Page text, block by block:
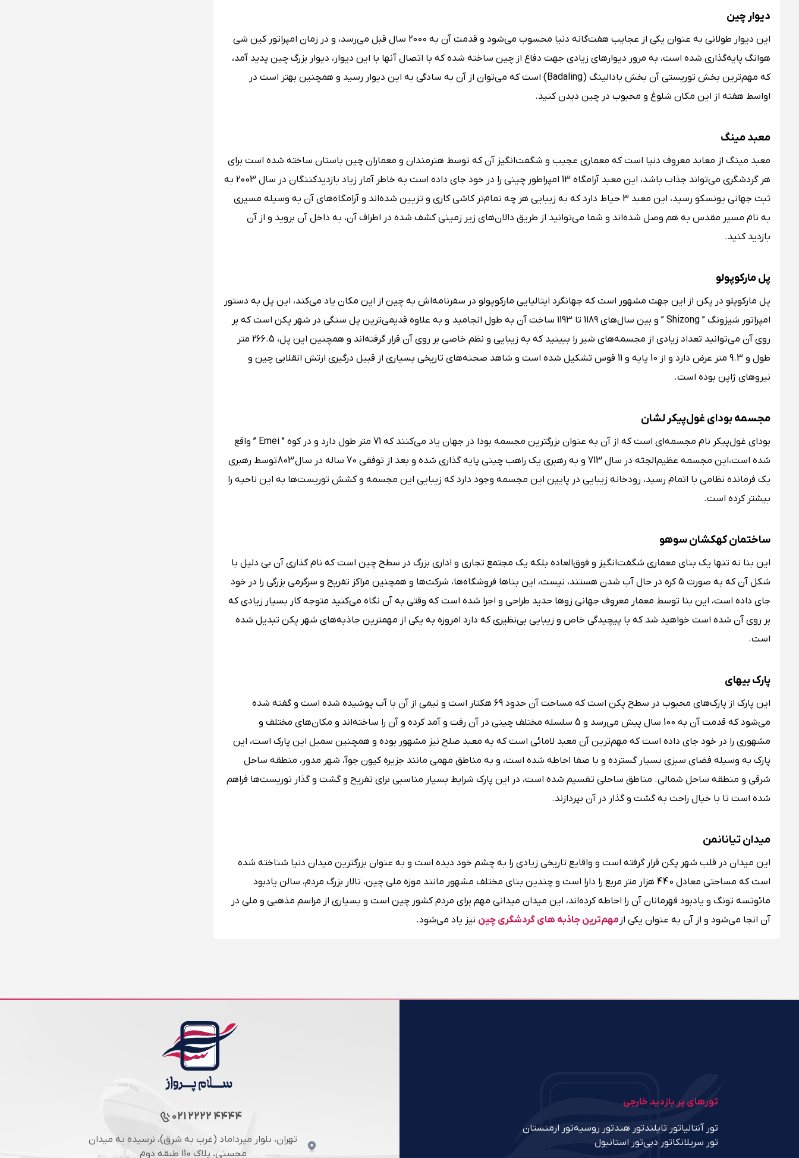
دیوار چین
این دیوار طولانی به عنوان یکی از عجایب هفت‌گانه دنیا محسوب می‌شود و قدمت آن به 2000 سال قبل می‌رسد، و در زمان امپراتور کین شی
هوانگ پایه‌گذاری شده است، به مرور دیوارهای زیادی جهت دفاع از چین ساخته شده که با اتصال آنها با این دیوار، دیوار بزرگ چین پدید آمد،
که مهم‌ترین بخش توریستی آن بخش بادالینگ (Badaling) است که می‌توان از آن به سادگی به این دیوار رسید و همچنین بهتر است در
اواسط هفته از این مکان شلوغ و محبوب در چین دیدن کنید.
معبد مینگ
معبد مینگ از معابد معروف دنیا است که معماری عجیب و شگفت‌انگیز آن که توسط هنرمندان و معماران چین باستان ساخته شده است برای
هر گردشگری می‌تواند جذاب باشد، این معبد آرامگاه 13 امپراطور چینی را در خود جای داده است به خاطر آمار زیاد بازدیدکننگان در سال 2003 به
ثبت جهانی یونسکو رسید، این معبد 3 حیاط دارد که به زیبایی هر چه تمام‌تر کاشی کاری و تزیین شده‌اند و آرامگاه‌های آن به وسیله مسیری
به نام مسیر مقدس به هم وصل شده‌اند و شما می‌توانید از طریق دالان‌های زیر زمینی کشف شده در اطراف آن، به داخل آن بروید و از آن
بازدید کنید.
پل مارکوپولو
پل مارکوپلو در پکن از این جهت مشهور است که جهانگرد ایتالیایی مارکوپولو در سفرنامه‌اش به چین از این مکان یاد می‌کند، این پل به دستور
امپراتور شیزونگ ” Shizong ” و بین سال‌های 1189 تا 1193 ساخت آن به طول انجامید و به علاوه قدیمی‌ترین پل سنگی در شهر پکن است که بر
روی آن می‌توانید تعداد زیادی از مجسمه‌های شیر را ببینید که به زیبایی و نظم خاصی بر روی آن قرار گرفته‌اند و همچنین این پل، 266.5 متر
طول و 9.3 متر عرض دارد و از 10 پایه و 11 قوس تشکیل شده است و شاهد صحنه‌های تاریخی بسیاری از قبیل درگیری ارتش انقلابی چین و
نیروهای ژاپن بوده است.
مجسمه بودای غول‌پیکر لشان
بودای غول‌پیکر نام مجسمه‌ای است که از آن به عنوان بزرگترین مجسمه بودا در جهان یاد می‌کنند که 71 متر طول دارد و در کوه ” Emei ” واقع
شده است،این مجسمه عظیم‌الجثه در سال 713 و به رهبری یک راهب چینی پایه گذاری شده و بعد از توفقی 70 ساله در سال 803 توسط رهبری
یک فرمانده نظامی با اتمام رسید، رودخانه زیبایی در پایین این مجسمه وجود دارد که زیبایی این مجسمه و کشش توریست‌ها به این ناحیه را
بیشتر کرده است.
ساختمان کهکشان سوهو
این بنا نه تنها یک بنای معماری شگفت‌انگیز و فوق‌العاده بلکه یک مجتمع تجاری و اداری بزرگ در سطح چین است که نام گذاری آن بی دلیل با
شکل آن که به صورت 5 کره در حال آب شدن هستند، نیست، این بناها فروشگاه‌ها، شرکت‌ها و همچنین مراکز تفریح و سرگرمی بزرگی را در خود
جای داده است، این بنا توسط معمار معروف جهانی زوها حدید طراحی و اجرا شده است که وقتی به آن نگاه می‌کنید متوجه کار بسیار زیادی که
بر روی آن شده است خواهید شد که با پیچیدگی خاص و زیبایی بی‌نظیری که دارد امروزه به یکی از مهمترین جاذبه‌های شهر پکن تبدیل شده
است.
پارک بیهای
این پارک از پارک‌های محبوب در سطح پکن است که مساحت آن حدود 69 هکتار است و نیمی از آن با آب پوشیده شده است و گفته شده
می‌شود که قدمت آن به 100 سال پیش می‌رسد و 5 سلسله مختلف چینی در آن رفت و آمد کرده و آن را ساخته‌اند و مکان‌های مختلف و
مشهوری را در خود جای داده است که مهم‌ترین آن معبد لامائی است که به معبد صلح نیز مشهور بوده و همچنین سمبل این پارک است، این
پارک به وسیله فضای سبزی بسیار گسترده و با صفا احاطه شده است، و به مناطق مهمی مانند جزیره کیون جوآ، شهر مدور، منطقه ساحل
شرقی و منطقه ساحل شمالی. مناطق ساحلی تقسیم شده است، در این پارک شرایط بسیار مناسبی برای تفریح و گشت و گذار توریست‌ها فراهم
شده است تا با خیال راحت به گشت و گذار در آن بپردازند.
میدان تیانانمن
این میدان در قلب شهر پکن قرار گرفته است و واقایع تاریخی زیادی را به چشم خود دیده است و به عنوان بزرگترین میدان دنیا شناخته شده
است که مساحتی معادل 440 هزار متر مربع را دارا است و چندین بنای مختلف مشهور مانند موزه ملی چین، تالار بزرگ مردم، سالن یادبود
مائوتسه تونگ و یادبود قهرمانان آن را احاطه کرده‌اند، این میدان میدانی مهم برای مردم کشور چین است و بسیاری از مراسم مذهبی و ملی در
آن انجا می‌شود و از آن به عنوان یکی از مهم‌ترین جاذبه های گردشگری چین نیز یاد می‌شود.
تورهای پر بازدید خارجی
تور آنتالیاتور تایلندتور هندتور روسیهتور ارمنستان
تور سریلانکاتور دبیتور استانبول
021 2222 4444
تهران، بلوار میرداماد (غرب به شرق)، نرسیده به میدان
محسنی، پلاک 110 طبقه دوم